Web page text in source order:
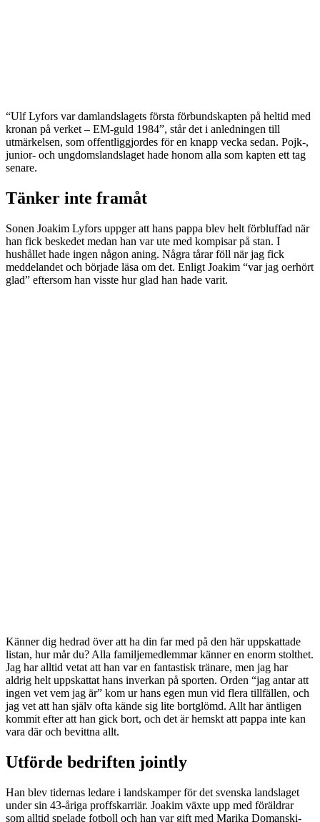
“Ulf Lyfors var damlandslagets första förbundskapten på heltid med
kronan på verket – EM-guld 1984”, står det i anledningen till
utmärkelsen, som offentliggjordes för en knapp vecka sedan. Pojk-,
junior- och ungdomslandslaget hade honom alla som kapten ett tag
senare.
Tänker inte framåt
Sonen Joakim Lyfors uppger att hans pappa blev helt förbluffad när
han fick beskedet medan han var ute med kompisar på stan. I
hushållet hade ingen någon aning. Några tårar föll när jag fick
meddelandet och började läsa om det. Enligt Joakim “var jag oerhört
glad” eftersom han visste hur glad han hade varit.
Känner dig hedrad över att ha din far med på den här uppskattade
listan, hur mår du? Alla familjemedlemmar känner en enorm stolthet.
Jag har alltid vetat att han var en fantastisk tränare, men jag har
aldrig helt uppskattat hans inverkan på sporten. Orden “jag antar att
ingen vet vem jag är” kom ur hans egen mun vid flera tillfällen, och
jag vet att han själv ofta kände sig lite bortglömd. Allt har äntligen
kommit efter att han gick bort, och det är hemskt att pappa inte kan
vara där och bevittna allt.
Utförde bedriften jointly
Han blev tidernas ledare i landskamper för det svenska landslaget
under sin 43-åriga proffskarriär. Joakim växte upp med föräldrar
som alltid spelade fotboll och han var gift med Marika Domanski-